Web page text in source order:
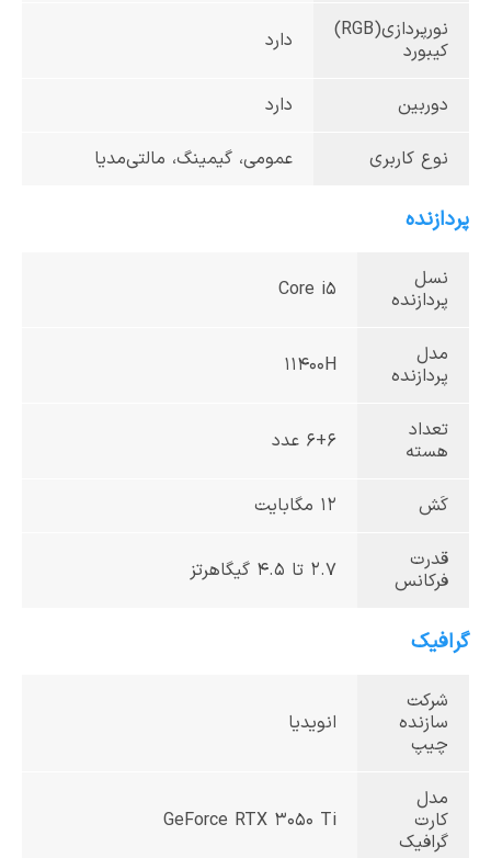
نورپردازی(RGB)
کیبورد
دارد
دوربین دارد
نوع کاربری عمومی، گیمینگ، مالتی‌مدیا
پردازنده
نسل
پردازنده
Core i5
مدل
پردازنده
11400H
تعداد
هسته
6+6 عدد
کَش 12 مگابایت
قدرت
فرکانس
2.7 تا 4.5 گیگاهرتز
گرافیک
شرکت
سازنده
چیپ
انویدیا
مدل
کارت
گرافیک
GeForce RTX 3050 Ti